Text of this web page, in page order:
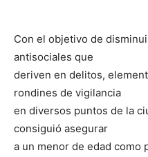
Con el objetivo de
antisociales que
deriven en delitos,
rondines de vigilancia
en diversos puntos de la
consiguió asegurar
a un menor de edad